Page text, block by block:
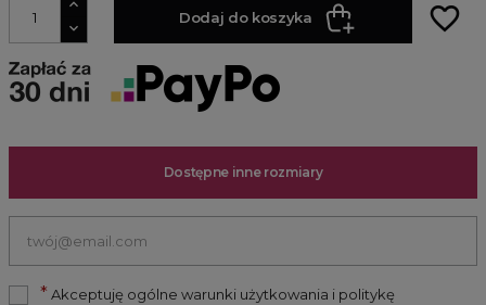
Dodaj do koszyka favorite_border
Dostępne inne rozmiary
* Akceptuję ogólne warunki użytkowania i politykę